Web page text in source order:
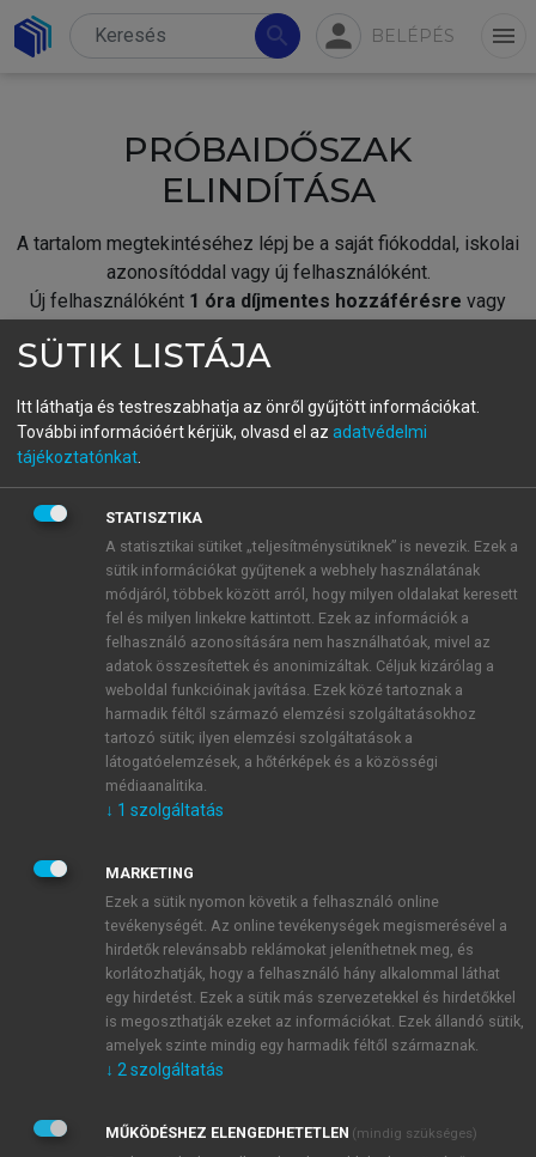
search person BELÉPÉS menu
PRÓBAIDŐSZAK
ELINDÍTÁSA
A tartalom megtekintéséhez lépj be a saját fiókoddal, iskolai
azonosítóddal vagy új felhasználóként.
Új felhasználóként 1 óra díjmentes hozzáférésre vagy
fiókoddal,vagy hozz létre új fiókot.
A regisztráció után apróbaidőszakautomatikusan
BELÉPÉS SAJÁT FIÓKKAL
ÚJ FIÓK LÉTREHOZÁSA
1 óra díjmentes hozzáférés
E-MAIL-CÍM
JELSZÓ
JELSZÓ ÚJRA
Kérek értesítést a MeRSZ újdonságairól, akcióiról.
Kérek értesítést az Akadémiai Kiadó Zrt. újdonságairól,
Adatkezelési tájékoztatóbanfoglaltakat tudomásul
SÜTIK LISTÁJA
Itt láthatja és testreszabhatja az önről gyűjtött információkat.
További információért kérjük, olvasd el az adatvédelmi
tájékoztatónkat
STATISZTIKA
A statisztikai sütiket „teljesítménysütiknek” is nevezik. Ezek a
sütik információkat gyűjtenek a webhely használatának
módjáról, többek között arról, hogy milyen oldalakat keresett
fel és milyen linkekre kattintott. Ezek az információk a
felhasználó azonosítására nem használhatóak, mivel az
adatok összesítettek és anonimizáltak. Céljuk kizárólag a
weboldal funkcióinak javítása. Ezek közé tartoznak a
harmadik féltől származó elemzési szolgáltatásokhoz
tartozó sütik; ilyen elemzési szolgáltatások a
látogatóelemzések, a hőtérképek és a közösségi
médiaanalitika.
↓ 1 szolgáltatás
MARKETING
Ezek a sütik nyomon követik a felhasználó online
tevékenységét. Az online tevékenységek megismerésével a
hirdetők relevánsabb reklámokat jeleníthetnek meg, és
korlátozhatják, hogy a felhasználó hány alkalommal láthat
egy hirdetést. Ezek a sütik más szervezetekkel és hirdetőkkel
is megoszthatják ezeket az információkat. Ezek állandó sütik,
amelyek szinte mindig egy harmadik féltől származnak.
↓ 2 szolgáltatás
MŰKÖDÉSHEZ ELENGEDHETETLEN (mindig szükséges)